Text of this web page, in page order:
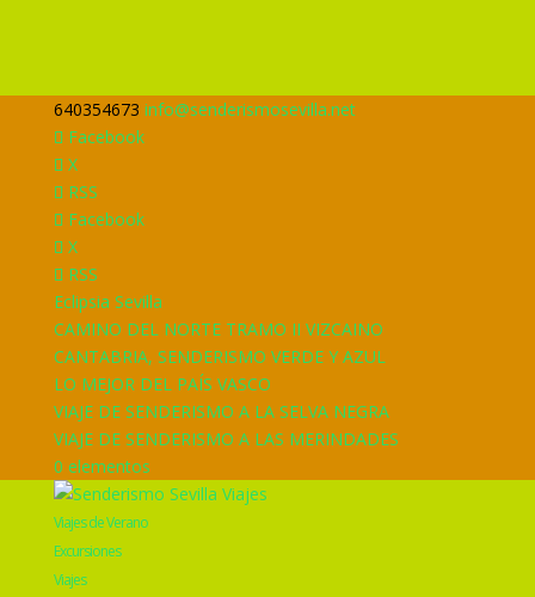
640354673 info@senderismosevilla.net
Facebook
X
RSS
Facebook
X
RSS
Eclipsia Sevilla
CAMINO DEL NORTE TRAMO II VIZCAINO
CANTABRIA, SENDERISMO VERDE Y AZUL
LO MEJOR DEL PAÍS VASCO
VIAJE DE SENDERISMO A LA SELVA NEGRA
VIAJE DE SENDERISMO A LAS MERINDADES
0 elementos
Viajes de Verano
Excursiones
Viajes